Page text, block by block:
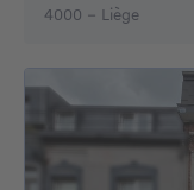
4000 - Liège